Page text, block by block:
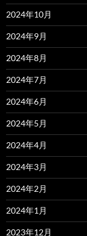
2024年10月
2024年9月
2024年8月
2024年7月
2024年6月
2024年5月
2024年4月
2024年3月
2024年2月
2024年1月
2023年12月